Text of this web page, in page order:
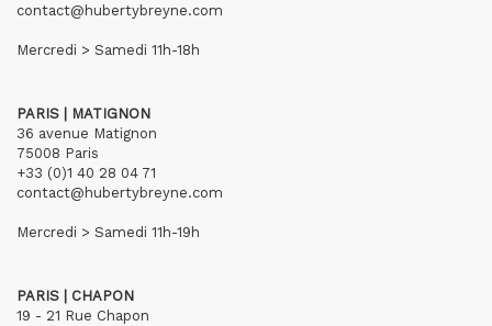
contact@hubertybreyne.com
Mercredi > Samedi 11h-18h
PARIS | MATIGNON
36 avenue Matignon
75008 Paris
+33 (0)1 40 28 04 71
contact@hubertybreyne.com
Mercredi > Samedi 11h-19h
PARIS | CHAPON
19 - 21 Rue Chapon